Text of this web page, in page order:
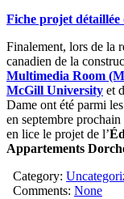
Fiche projet
Finalement, lors de la
canadien de la
Multimedia Room
McGill University et
Dame ont été parmi
en septembre
en lice le projet de l’
Appartements
Category:
Comments: None